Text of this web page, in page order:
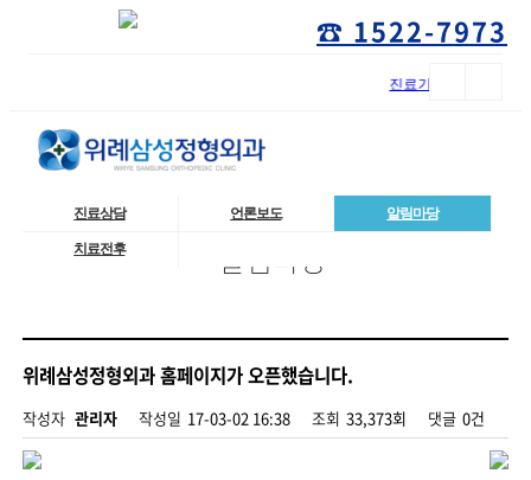
진료기록 열람 및 사본발급 ..
☎ 1522-7973
진료상담 언론보도 알림마당
치료전후 알림마당
위례삼성정형외과 홈페이지가 오픈했습니다.
작성자 관리자 작성일 17-03-02 16:38 조회 33,373회 댓글 0건